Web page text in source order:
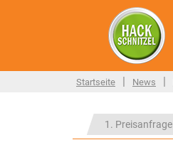
Startseite | News |
1. Preisanfrage